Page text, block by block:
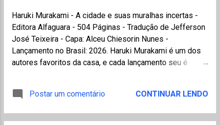
Haruki Murakami - A cidade e suas muralhas incertas -
Editora Alfaguara - 504 Páginas - Tradução de Jefferson
José Teixeira - Capa: Alceu Chiesorin Nunes -
Lançamento no Brasil: 2026. Haruki Murakami é um dos
autores favoritos da casa, e cada lançamento seu é
em 1980, em uma revista literária japonesa, no início da
em Tóquio. O próprio Murakami explica no posfácio que
Postar um comentário CONTINUAR LENDO